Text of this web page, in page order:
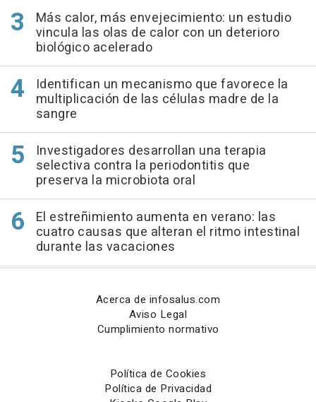
Más calor, más envejecimiento: un estudio
vincula las olas de calor con un deterioro
biológico acelerado
Identifican un mecanismo que favorece la
multiplicación de las células madre de la
sangre
Investigadores desarrollan una terapia
selectiva contra la periodontitis que
preserva la microbiota oral
El estreñimiento aumenta en verano: las
cuatro causas que alteran el ritmo intestinal
durante las vacaciones
Acerca de infosalus.com
Aviso Legal
Cumplimiento normativo
Política de Cookies
Política de Privacidad